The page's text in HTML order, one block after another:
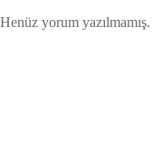
Henüz yorum yazılmamış.